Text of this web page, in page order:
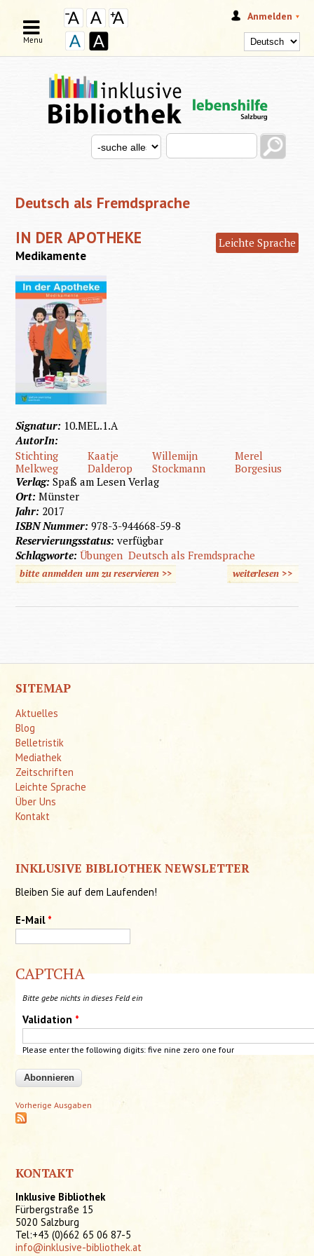
Anmelden
SUCHFORMULAR
Search this site
Search for
Menu
Deutsch als Fremdsprache
IN DER APOTHEKE Leichte Sprache
Medikamente
Signatur: 10.MEL.1.A
AutorIn:
Stichting
Melkweg
Kaatje
Dalderop
Willemijn
Stockmann
Merel
Borgesius
Verlag:Spaß am Lesen Verlag
Ort:Münster
Jahr: 2017
ISBN Nummer:978-3-944668-59-8
Reservierungsstatus:verfügbar
Schlagworte:Übungen Deutsch als Fremdsprache
bitte anmelden um zu reservieren >> weiterlesen über In
>>
SITEMAP
Aktuelles
Blog
Belletristik
Mediathek
Zeitschriften
Leichte Sprache
Über Uns
Kontakt
INKLUSIVE BIBLIOTHEK NEWSLETTER
Bleiben Sie auf dem Laufenden!
E-Mail *
CAPTCHA
Bitte gebe nichts in dieses Feld ein
Validation *
Please enter the following digits: five nine zero one four
Vorherige Ausgaben
KONTAKT
Inklusive Bibliothek
Fürbergstraße 15
5020 Salzburg
Tel:+43 (0)662 65 06 87-5
info@inklusive-bibliothek.at